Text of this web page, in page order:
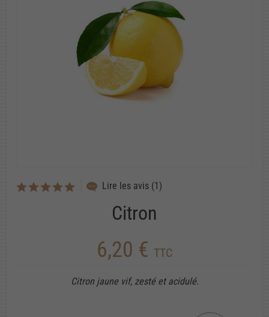
Lire les avis (1)
Citron
6,20 € TTC
Citron jaune vif, zesté et acidulé.